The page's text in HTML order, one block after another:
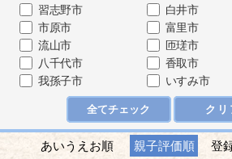
習志野市
市原市
流山市
八千代市
我孫子市
白井市
富里市
匝瑳市
香取市
いすみ市
全てチェック クリ
あいうえお順 親子評価順 登